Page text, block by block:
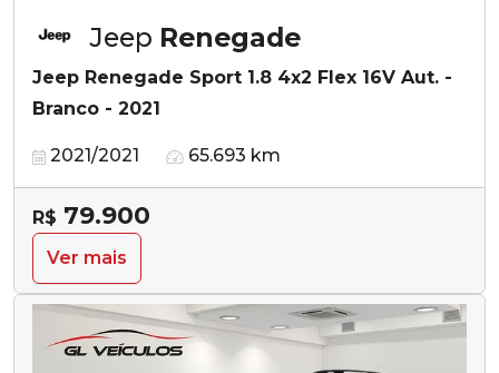
Jeep Renegade
Jeep Renegade Sport 1.8 4x2 Flex 16V Aut. -
Branco - 2021
2021/2021 65.693 km
R$ 79.900
Ver mais